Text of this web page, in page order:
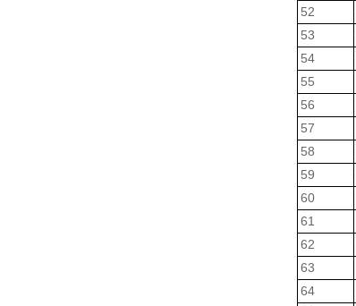
52
53
54
55
56
57
58
59
60
61
62
63
64